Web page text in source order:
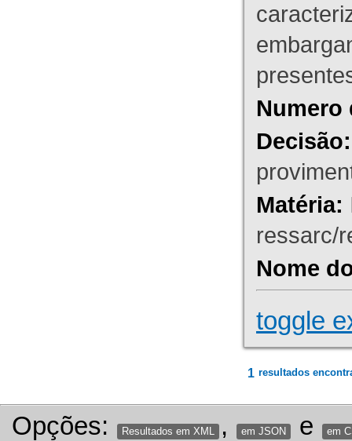
Numero
Decisão:
Matéria:
ressarc/
Nome
toggle
1 resultados
Opções: Resultados em XML , em JSON e em